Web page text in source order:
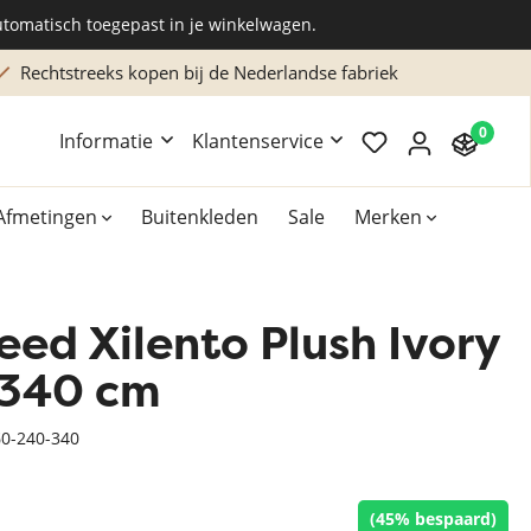
toegepast in je winkelwagen.
Rechtstreeks kopen bij de Nederlandse fabriek
Informatie Klantenservice 0
Buitenkleden Sale Merken
Overig
Accessoires
Xilento Plush Ivory
cm
240-340
(45% bespaard)